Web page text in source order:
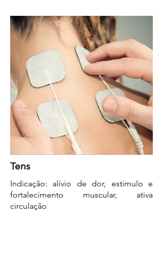
Tens
Indicação: alívio de dor, estímulo e
fortalecimento muscular, ativa
circulação